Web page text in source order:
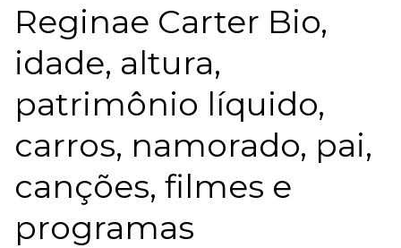
Reginae Carter Bio,
idade, altura,
patrimônio líquido,
carros, namorado, pai,
canções, filmes e
programas